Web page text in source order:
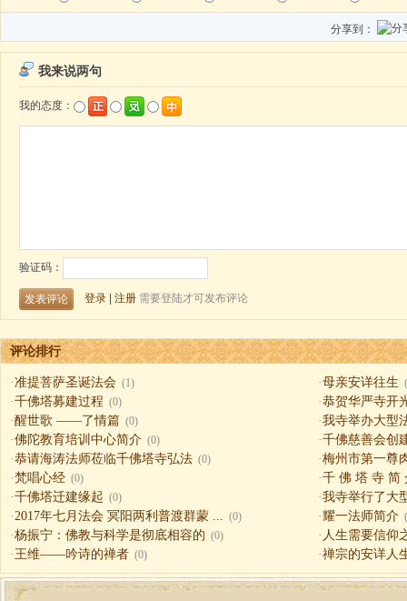
分享到：
评论排行
·准提菩萨圣诞法会 (1) ·母亲安详往生
·千佛塔募建过程 (0) ·恭贺华严寺开
·醒世歌 ——了情篇 (0) ·我寺举办大型
·佛陀教育培训中心简介 (0) ·千佛慈善会创
·恭请海涛法师莅临千佛塔寺弘法 (0) ·梅州市第一尊
·梵唱心经 (0) ·千 佛 塔 寺 简
·千佛塔迁建缘起 (0) ·我寺举行了大
·2017年七月法会 冥阳两利普渡群蒙 ... (0) ·耀一法师简介
·杨振宁：佛教与科学是彻底相容的 (0) · 人生需要信仰
·王维——吟诗的禅者 (0) ·禅宗的安详人